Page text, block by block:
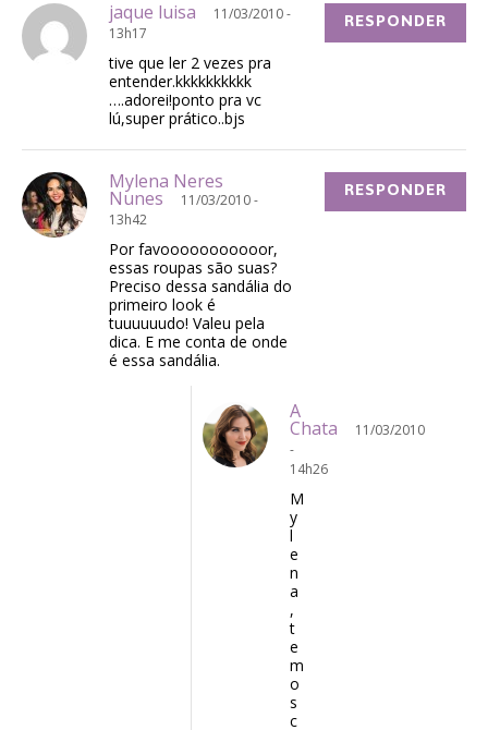
jaque luisa
11/03/2010 -
13h17
tive que ler 2 vezes pra
entender.kkkkkkkkkk
….adorei!ponto pra vc
lú,super prático..bjs
RESPONDER
Mylena Neres
Nunes
11/03/2010 -
13h42
Por favooooooooooor,
essas roupas são suas?
Preciso dessa sandália do
primeiro look é
tuuuuuudo! Valeu pela
dica. E me conta de onde
é essa sandália.
RESPONDER
A
Chata
11/03/2010
-
14h26
M
y
l
e
n
a
,
t
e
m
o
s
c